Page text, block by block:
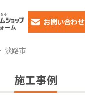
お問い合わせ
淡路市
施工事例